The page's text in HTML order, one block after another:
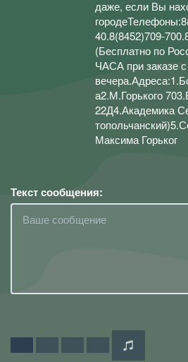
даже, если Вы
40.8(8452)709-
(Бесплатно по
ЧАСА при заказе
а2.М.Горького
22Д4.Академика
Максима Горьког
Текст сообщения: